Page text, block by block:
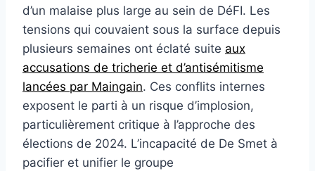
d’un malaise plus large au sein de DéFI. Les
tensions qui couvaient sous la surface depuis
plusieurs semaines ont éclaté suite aux
accusations de tricherie et d’antisémitisme
lancées par Maingain. Ces conflits internes
exposent le parti à un risque d’implosion,
particulièrement critique à l’approche des
élections de 2024. L’incapacité de De Smet à
pacifier et unifier le groupe